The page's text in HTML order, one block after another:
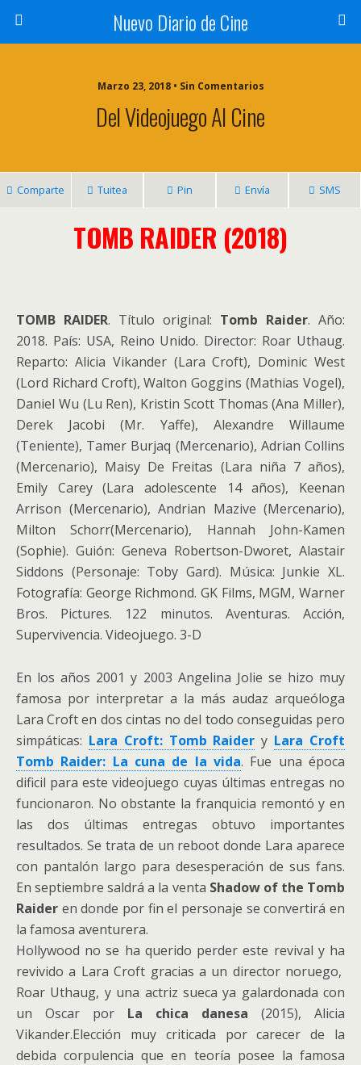
Nuevo Diario de Cine
Marzo 23, 2018 • Sin Comentarios
Del Videojuego Al Cine
Comparte Tuitea Pin Envía SMS
TOMB RAIDER (2018)
TOMB RAIDER. Título original: Tomb Raider. Año:
2018. País: USA, Reino Unido. Director: Roar Uthaug.
Reparto: Alicia Vikander (Lara Croft), Dominic West
(Lord Richard Croft), Walton Goggins (Mathias Vogel),
Daniel Wu (Lu Ren), Kristin Scott Thomas (Ana Miller),
Derek Jacobi (Mr. Yaffe), Alexandre Willaume
(Teniente), Tamer Burjaq (Mercenario), Adrian Collins
(Mercenario), Maisy De Freitas (Lara niña 7 años),
Emily Carey (Lara adolescente 14 años), Keenan
Arrison (Mercenario), Andrian Mazive (Mercenario),
Milton Schorr(Mercenario), Hannah John-Kamen
(Sophie). Guión: Geneva Robertson-Dworet, Alastair
Siddons (Personaje: Toby Gard). Música: Junkie XL.
Fotografía: George Richmond. GK Films, MGM, Warner
Bros. Pictures. 122 minutos. Aventuras. Acción,
Supervivencia. Videojuego. 3-D
En los años 2001 y 2003 Angelina Jolie se hizo muy
famosa por interpretar a la más audaz arqueóloga
Lara Croft en dos cintas no del todo conseguidas pero
simpáticas: Lara Croft: Tomb Raider y Lara Croft
Tomb Raider: La cuna de la vida. Fue una época
dificil para este videojuego cuyas últimas entregas no
funcionaron. No obstante la franquicia remontó y en
las dos últimas entregas obtuvo importantes
resultados. Se trata de un reboot donde Lara aparece
con pantalón largo para desesperación de sus fans.
En septiembre saldrá a la venta Shadow of the Tomb
Raider en donde por fin el personaje se convertirá en
la famosa aventurera.
Hollywood no se ha querido perder este revival y ha
revivido a Lara Croft gracias a un director noruego,
Roar Uthaug, y una actriz sueca ya galardonada con
un Oscar por La chica danesa (2015), Alicia
Vikander.Elección muy criticada por carecer de la
debida corpulencia que en teoría posee la famosa